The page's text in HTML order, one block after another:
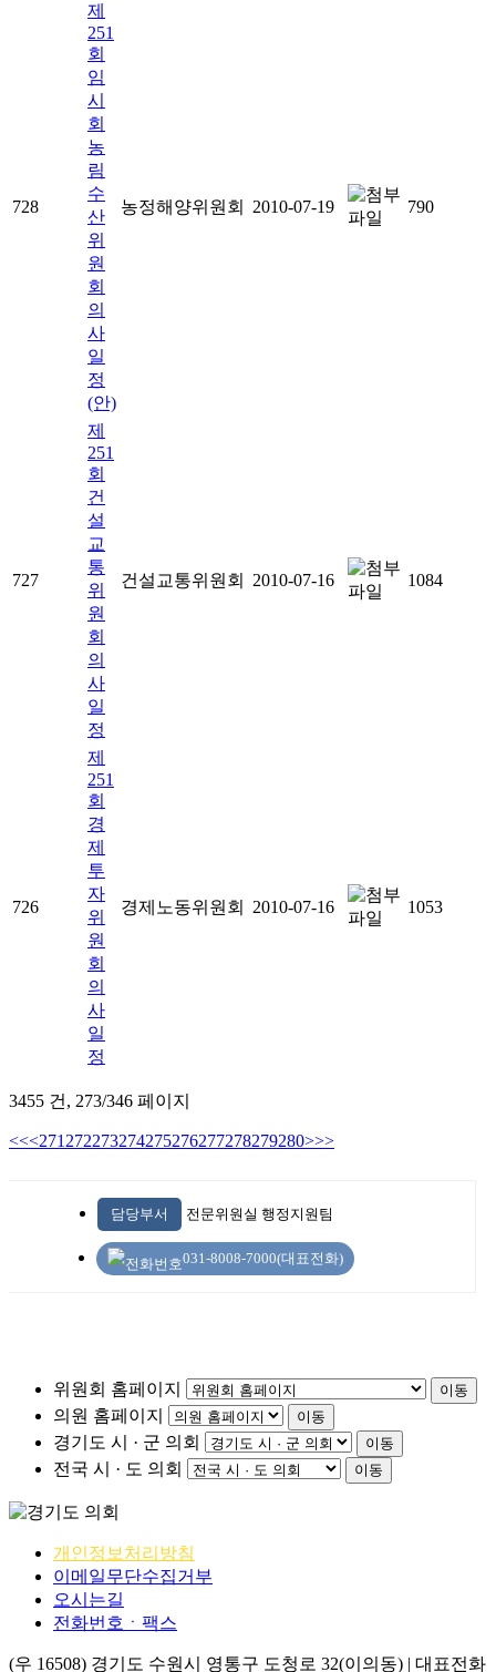
728
제
251
회
임
시
회
농
림
수
산
위
원
회
의
사
일
정
(안)
농정해양위원회 2010-07-19 790
727
제
251
회
건
설
교
통
위
원
회
의
사
일
정
건설교통위원회 2010-07-16 1084
726
제
251
회
경
제
투
자
위
원
회
의
사
일
정
경제노동위원회 2010-07-16 1053
3455 건, 273/346 페이지
<<<271 272273274275276277278279280>>>
담당부서 전문위원실 행정지원팀
031-8008-7000(대표전화)
위원회 홈페이지 이동
의원 홈페이지 이동
경기도 시 · 군 의회 이동
전국 시 · 도 의회 이동
개인정보처리방침
이메일무단수집거부
오시는길
전화번호ㆍ팩스
(우 16508) 경기도 수원시 영통구 도청로 32(이의동) | 대표전화